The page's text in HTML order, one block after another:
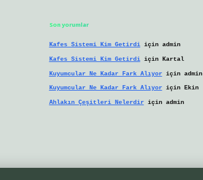
Son yorumlar
Kafes Sistemi Kim Getirdiiçin admin
Kafes Sistemi Kim Getirdiiçin Kartal
Kuyumcular Ne Kadar Fark Alıyoriçin admin
Kuyumcular Ne Kadar Fark Alıyoriçin Ekin
Ahlakın Çeşitleri Nelerdiriçin admin